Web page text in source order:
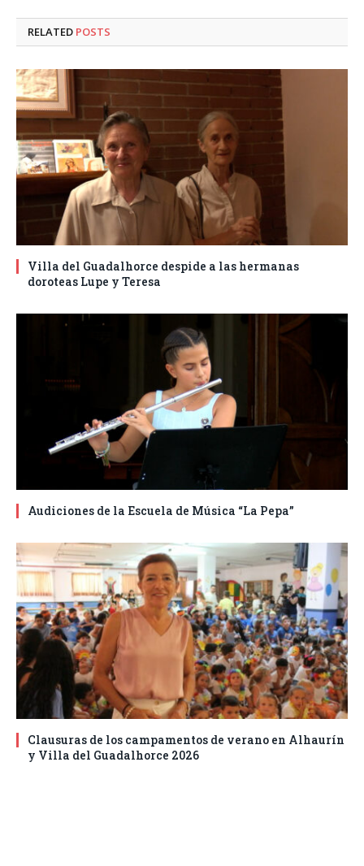
RELATED POSTS
Villa del Guadalhorce despide a las hermanas
doroteas Lupe y Teresa
Audiciones de la Escuela de Música “La Pepa”
Clausuras de los campamentos de verano en Alhaurín
y Villa del Guadalhorce 2026